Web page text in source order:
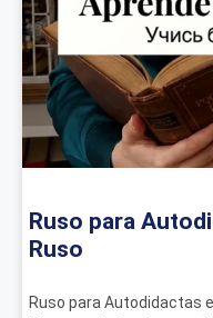
Ruso para
Ruso
Ruso para Autodidactas